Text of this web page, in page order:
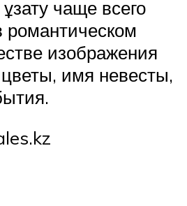
чаще всего
романтическом
изображения
имя невесты,